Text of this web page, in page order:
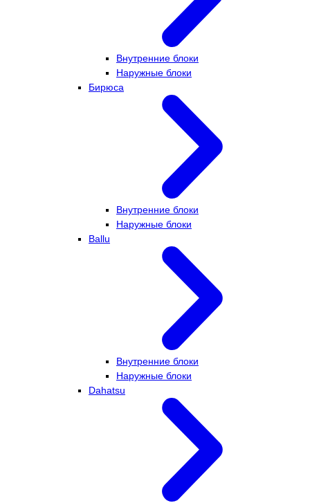
Внутренние блоки
Наружные блоки
Бирюса
Внутренние блоки
Наружные блоки
Ballu
Внутренние блоки
Наружные блоки
Dahatsu